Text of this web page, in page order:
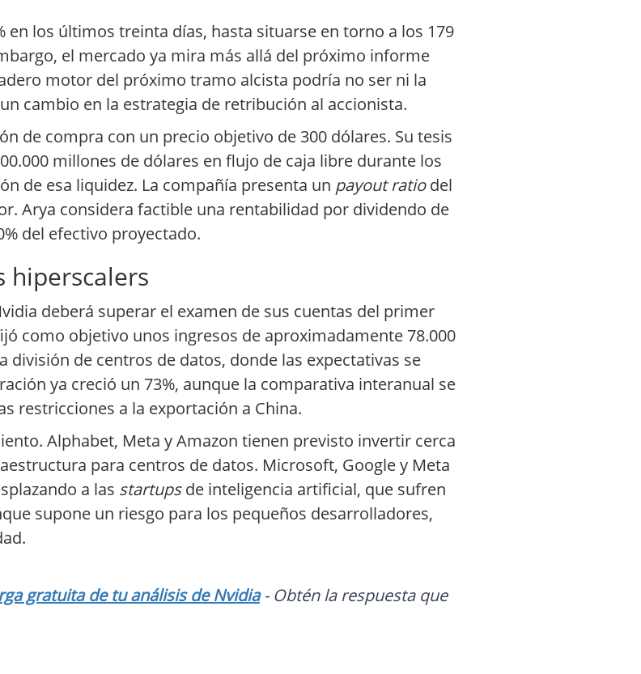
en los últimos treinta días, hasta situarse en torno a los 179
el mercado ya mira más allá del próximo informe
motor del próximo tramo alcista podría no ser ni la
cambio en la estrategia de retribución al accionista.
de compra con un precio objetivo de 300 dólares. Su tesis
millones de dólares en flujo de caja libre durante los
de esa liquidez. La compañía presenta un payout ratiodel
Arya considera factible una rentabilidad por dividendo de
del efectivo proyectado.
hiperscalers
deberá superar el examen de sus cuentas del primer
como objetivo unos ingresos de aproximadamente 78.000
de centros de datos, donde las expectativas se
ya creció un 73%, aunque la comparativa interanual se
restricciones a la exportación a China.
Alphabet, Meta y Amazon tienen previsto invertir cerca
para centros de datos. Microsoft, Google y Meta
a las startupsde inteligencia artificial, que sufren
supone un riesgo para los pequeños desarrolladores,
gratuita de tu análisis de Nvidia- Obtén la respuesta que